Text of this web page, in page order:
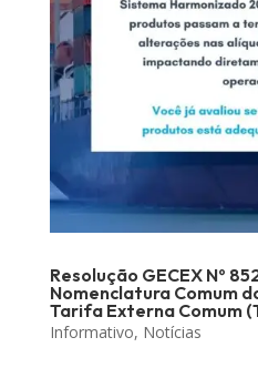
Resolução GECEX Nº
Nomenclatura Comum
Tarifa Externa Comum
Informativo, Notícias